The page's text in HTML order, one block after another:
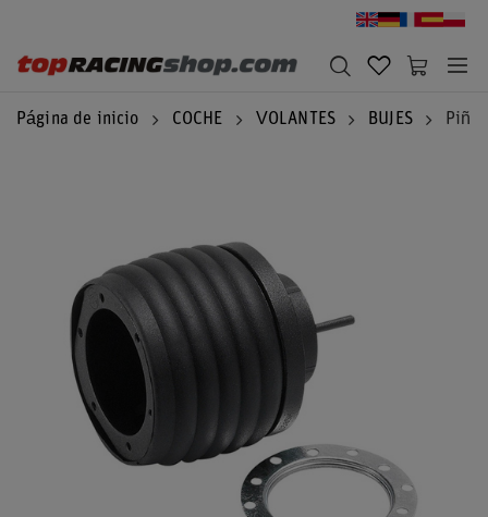
Página de inicio COCHE VOLANTES BUJES Piña